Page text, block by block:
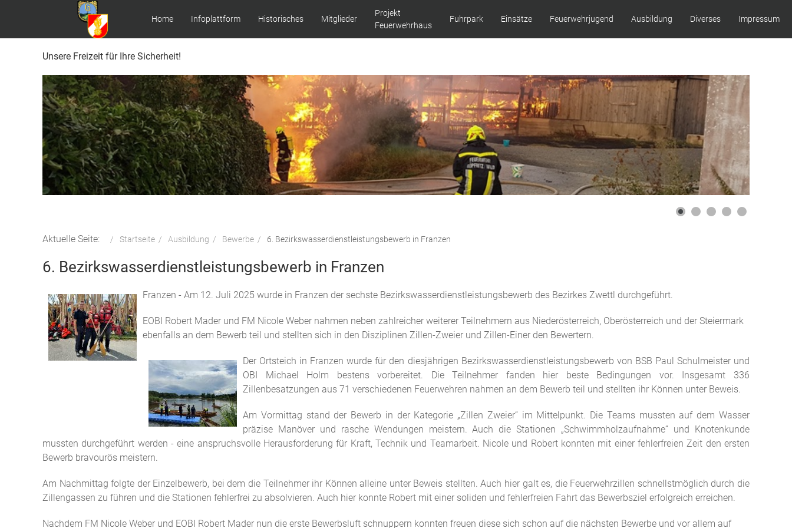
Home Infoplattform Historisches Mitglieder
Projekt
Feuerwehrhaus
Fuhrpark Einsätze Feuerwehrjugend Ausbildung Diverses Impressum
Unsere Freizeit für Ihre Sicherheit!
Aktuelle Seite: Startseite Ausbildung Bewerbe 6. Bezirkswasserdienstleistungsbewerb in Franzen
6. Bezirkswasserdienstleistungsbewerb in Franzen
Franzen - Am 12. Juli 2025 wurde in Franzen der sechste Bezirkswasserdienstleistungsbewerb des Bezirkes Zwettl durchgeführt.
EOBI Robert Mader und FM Nicole Weber nahmen neben zahlreicher weiterer Teilnehmern aus Niederösterreich, Oberösterreich und der Steiermark
ebenfalls an dem Bewerb teil und stellten sich in den Disziplinen Zillen-Zweier und Zillen-Einer den Bewertern.
Der Ortsteich in Franzen wurde für den diesjährigen Bezirkswasserdienstleistungsbewerb von BSB Paul Schulmeister und
OBI Michael Holm bestens vorbereitet. Die Teilnehmer fanden hier beste Bedingungen vor. Insgesamt 336
Zillenbesatzungen aus 71 verschiedenen Feuerwehren nahmen an dem Bewerb teil und stellten ihr Können unter Beweis.
Am Vormittag stand der Bewerb in der Kategorie „Zillen Zweier“ im Mittelpunkt. Die Teams mussten auf dem Wasser
präzise Manöver und rasche Wendungen meistern. Auch die Stationen „Schwimmholzaufnahme“ und Knotenkunde
mussten durchgeführt werden - eine anspruchsvolle Herausforderung für Kraft, Technik und Teamarbeit. Nicole und Robert konnten mit einer fehlerfreien Zeit den ersten
Bewerb bravourös meistern.
Am Nachmittag folgte der Einzelbewerb, bei dem die Teilnehmer ihr Können alleine unter Beweis stellten. Auch hier galt es, die Feuerwehrzillen schnellstmöglich durch die
Zillengassen zu führen und die Stationen fehlerfrei zu absolvieren. Auch hier konnte Robert mit einer soliden und fehlerfreien Fahrt das Bewerbsziel erfolgreich erreichen.
Nachdem FM Nicole Weber und EOBI Robert Mader nun die erste Bewerbsluft schnuppern konnten freuen diese sich schon auf die nächsten Bewerbe und vor allem auf